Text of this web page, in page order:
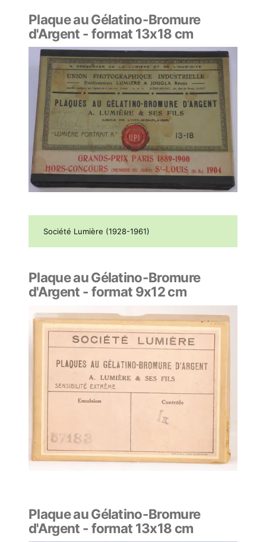
Plaque au Gélatino-Bromure
d'Argent - format 13x18 cm
Société Lumière (1928-1961)
Plaque au Gélatino-Bromure
d'Argent - format 9x12 cm
Plaque au Gélatino-Bromure
d'Argent - format 13x18 cm